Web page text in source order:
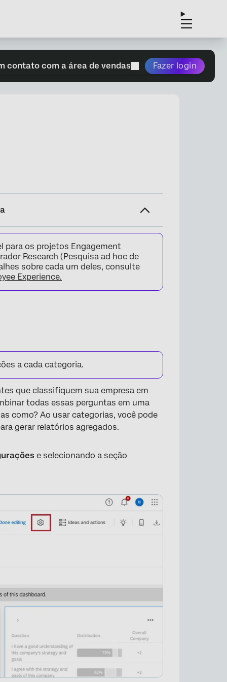
contato com a área de vendas Fazer login
para os projetos Engagement
Research (Pesquisa ad hoc de
sobre cada um deles, consulte
Experience.
a cada categoria.
que classifiquem sua empresa em
todas essas perguntas em uma
como? Ao usar categorias, você pode
gerar relatórios agregados.
e selecionando a seção